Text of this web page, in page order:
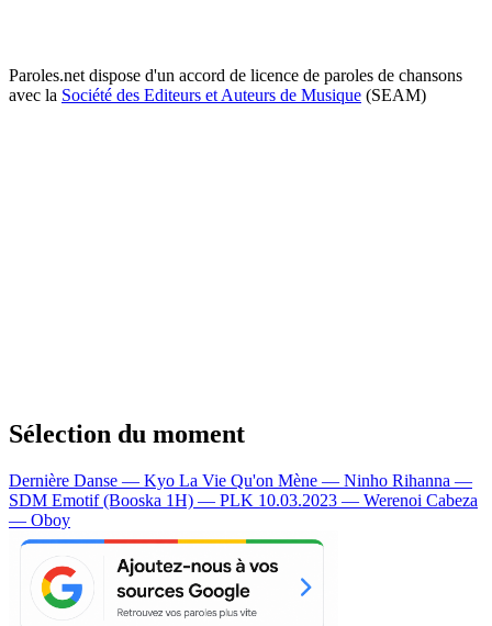
Paroles.net dispose d'un accord de licence de paroles de chansons
avec la Société des Editeurs et Auteurs de Musique (SEAM)
Sélection du moment
Dernière Danse — Kyo La Vie Qu'on Mène — Ninho Rihanna —
SDM Emotif (Booska 1H) — PLK 10.03.2023 — Werenoi Cabeza
— Oboy